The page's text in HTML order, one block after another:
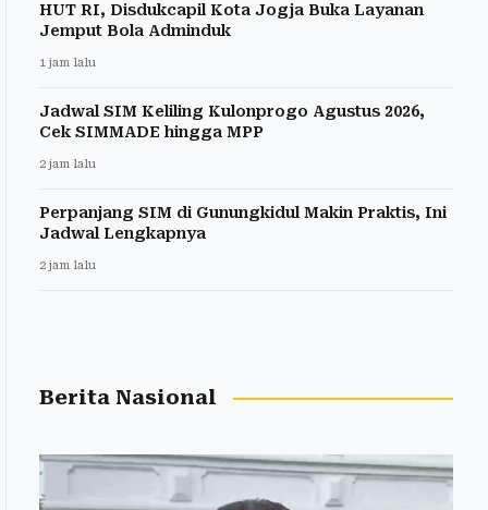
HUT RI, Disdukcapil Kota Jogja Buka Layanan
Jemput Bola Adminduk
1 jam lalu
Jadwal SIM Keliling Kulonprogo Agustus 2026,
Cek SIMMADE hingga MPP
2 jam lalu
Perpanjang SIM di Gunungkidul Makin Praktis, Ini
Jadwal Lengkapnya
2 jam lalu
Berita Nasional